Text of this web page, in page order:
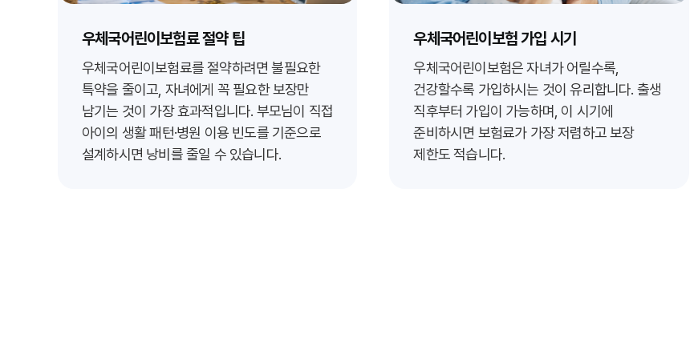
우체국어린이보험료 절약 팁
우체국어린이보험료를 절약하려면 불필요한
특약을 줄이고, 자녀에게 꼭 필요한 보장만
남기는 것이 가장 효과적입니다. 부모님이 직접
아이의 생활 패턴·병원 이용 빈도를 기준으로
설계하시면 낭비를 줄일 수 있습니다.
우체국어린이보험 가입 시기
우체국어린이보험은 자녀가 어릴수록,
건강할수록 가입하시는 것이 유리합니다. 출생
직후부터 가입이 가능하며, 이 시기에
준비하시면 보험료가 가장 저렴하고 보장
제한도 적습니다.